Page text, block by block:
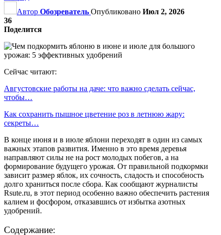
Автор Обозреватель Опубликовано Июл 2, 2026
36
Поделится
Сейчас читают:
Августовские работы на даче: что важно сделать сейчас,
чтобы…
Как сохранить пышное цветение роз в летнюю жару:
секреты…
В конце июня и в июле яблони переходят в один из самых
важных этапов развития. Именно в это время деревья
направляют силы не на рост молодых побегов, а на
формирование будущего урожая. От правильной подкормки
зависит размер яблок, их сочность, сладость и способность
долго храниться после сбора. Как сообщают журналисты
Rsute.ru, в этот период особенно важно обеспечить растения
калием и фосфором, отказавшись от избытка азотных
удобрений.
Содержание: